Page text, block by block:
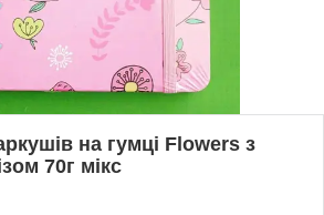
на гумці Flowers з
70г мікс